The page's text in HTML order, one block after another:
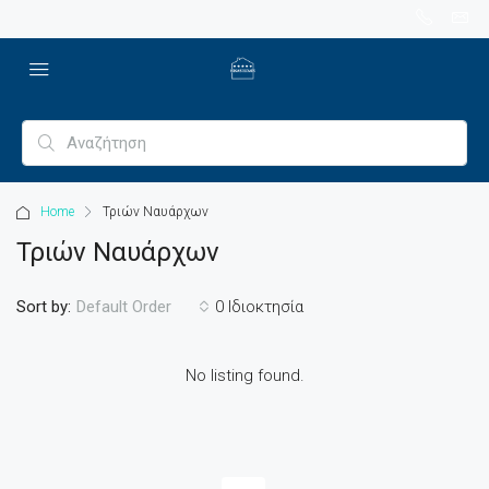
Home Τριών Ναυάρχων
Τριών Ναυάρχων
0 Ιδιοκτησία
Sort by: Default Order
No listing found.